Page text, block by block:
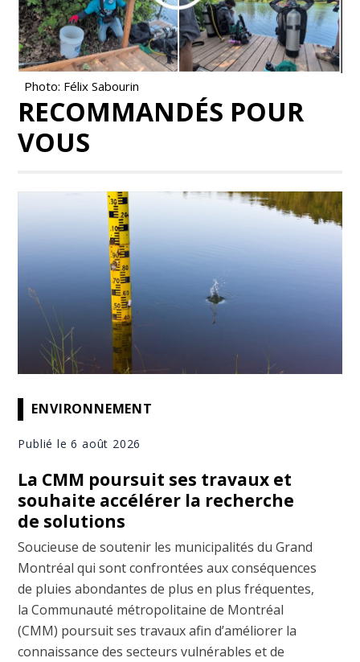
Photo: Félix Sabourin
RECOMMANDÉS POUR
VOUS
ENVIRONNEMENT
Publié le 6 août 2026
La CMM poursuit ses travaux et
souhaite accélérer la recherche
de solutions
Soucieuse de soutenir les municipalités du Grand
Montréal qui sont confrontées aux conséquences
de pluies abondantes de plus en plus fréquentes,
la Communauté métropolitaine de Montréal
(CMM) poursuit ses travaux afin d’améliorer la
connaissance des secteurs vulnérables et de